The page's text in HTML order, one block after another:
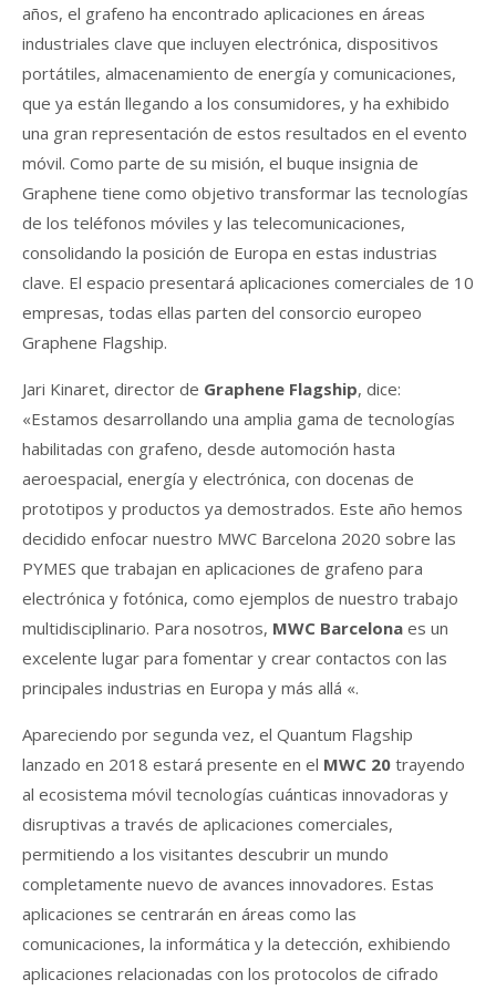
años, el grafeno ha encontrado aplicaciones en áreas
industriales clave que incluyen electrónica, dispositivos
portátiles, almacenamiento de energía y comunicaciones,
que ya están llegando a los consumidores, y ha exhibido
una gran representación de estos resultados en el evento
móvil. Como parte de su misión, el buque insignia de
Graphene tiene como objetivo transformar las tecnologías
de los teléfonos móviles y las telecomunicaciones,
consolidando la posición de Europa en estas industrias
clave. El espacio presentará aplicaciones comerciales de 10
empresas, todas ellas parten del consorcio europeo
Graphene Flagship.
Jari Kinaret, director de Graphene Flagship, dice:
«Estamos desarrollando una amplia gama de tecnologías
habilitadas con grafeno, desde automoción hasta
aeroespacial, energía y electrónica, con docenas de
prototipos y productos ya demostrados. Este año hemos
decidido enfocar nuestro MWC Barcelona 2020 sobre las
PYMES que trabajan en aplicaciones de grafeno para
electrónica y fotónica, como ejemplos de nuestro trabajo
multidisciplinario. Para nosotros, MWC Barcelona es un
excelente lugar para fomentar y crear contactos con las
principales industrias en Europa y más allá «.
Apareciendo por segunda vez, el Quantum Flagship
lanzado en 2018 estará presente en el MWC 20 trayendo
al ecosistema móvil tecnologías cuánticas innovadoras y
disruptivas a través de aplicaciones comerciales,
permitiendo a los visitantes descubrir un mundo
completamente nuevo de avances innovadores. Estas
aplicaciones se centrarán en áreas como las
comunicaciones, la informática y la detección, exhibiendo
aplicaciones relacionadas con los protocolos de cifrado